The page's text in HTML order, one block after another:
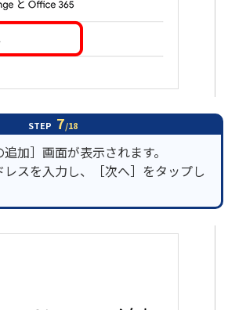
STEP 7/18
追加］画面が表示されます。
スを入力し、［次へ］をタップし